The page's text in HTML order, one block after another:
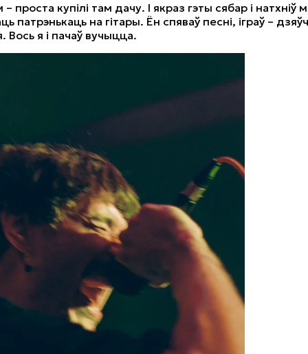
проста купілі там дачу. І якраз гэты сябар і натхніў
патрэнькаць на гітары. Ён спяваў песні, іграў –
Вось я і пачаў вучыцца.